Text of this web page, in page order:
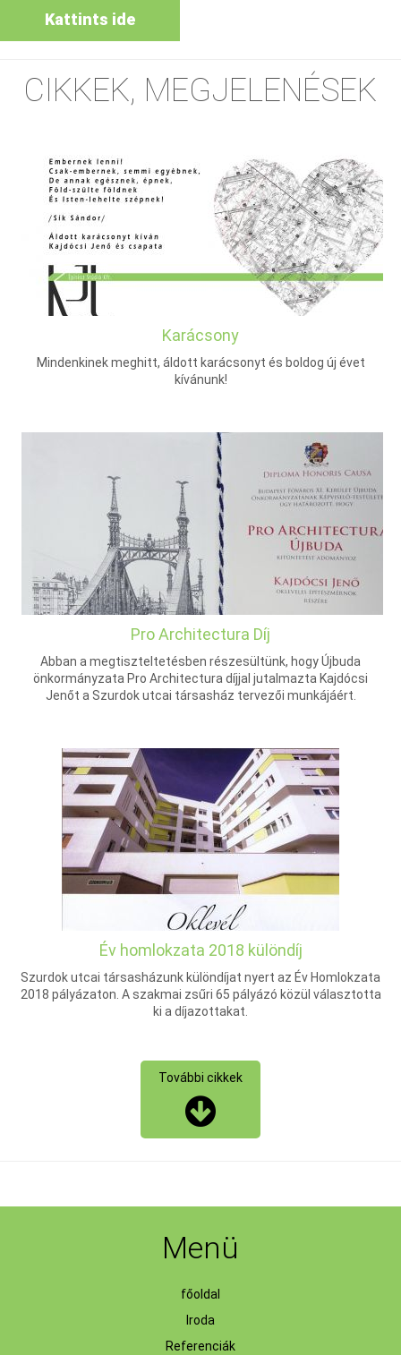
Kattints ide
CIKKEK, MEGJELENÉSEK
Karácsony
Mindenkinek meghitt, áldott karácsonyt és boldog új évet
kívánunk!
Pro Architectura Díj
Abban a megtiszteltetésben részesültünk, hogy Újbuda
önkormányzata Pro Architectura díjjal jutalmazta Kajdócsi
Jenőt a Szurdok utcai társasház tervezői munkájáért.
Év homlokzata 2018 különdíj
Szurdok utcai társasházunk különdíjat nyert az Év Homlokzata
2018 pályázaton. A szakmai zsűri 65 pályázó közül választotta
ki a díjazottakat.
További cikkek
Menü
főoldal
Iroda
Referenciák